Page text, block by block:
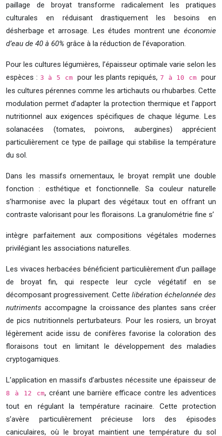
paillage de broyat transforme radicalement les pratiques
culturales en réduisant drastiquement les besoins en
désherbage et arrosage. Les études montrent une économie
d’eau de 40 à 60% grâce à la réduction de l’évaporation.
Pour les cultures légumières, l’épaisseur optimale varie selon les
espèces : 3 à 5 cm pour les plants repiqués, 7 à 10 cmpour
les cultures pérennes comme les artichauts ou rhubarbes. Cette
modulation permet d’adapter la protection thermique et l’apport
nutritionnel aux exigences spécifiques de chaque légume. Les
solanacées (tomates, poivrons, aubergines) apprécient
particulièrement ce type de paillage qui stabilise la température
du sol.
Dans les massifs ornementaux, le broyat remplit une double
fonction : esthétique et fonctionnelle. Sa couleur naturelle
s’harmonise avec la plupart des végétaux tout en offrant un
contraste valorisant pour les floraisons. La granulométrie fine s’
intègre parfaitement aux compositions végétales modernes
privilégiant les associations naturelles.
Les vivaces herbacées bénéficient particulièrement d’un paillage
de broyat fin, qui respecte leur cycle végétatif en se
décomposant progressivement. Cette libération échelonnée des
nutriments accompagne la croissance des plantes sans créer
de pics nutritionnels perturbateurs. Pour les rosiers, un broyat
légèrement acide issu de conifères favorise la coloration des
floraisons tout en limitant le développement des maladies
cryptogamiques.
L’application en massifs d’arbustes nécessite une épaisseur de
8 à 12 cm, créant une barrière efficace contre les adventices
tout en régulant la température racinaire. Cette protection
s’avère particulièrement précieuse lors des épisodes
caniculaires, où le broyat maintient une température du sol